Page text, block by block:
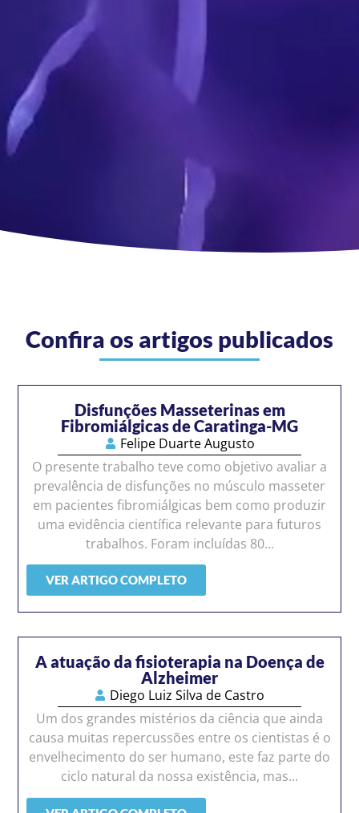
Confira os artigos publicados
Disfunções Masseterinas em
Fibromiálgicas de Caratinga-MG
Felipe Duarte Augusto
O presente trabalho teve como objetivo avaliar a
prevalência de disfunções no músculo masseter
em pacientes fibromiálgicas bem como produzir
uma evidência científica relevante para futuros
trabalhos. Foram incluídas 80...
VER ARTIGO COMPLETO
A atuação da fisioterapia na Doença de
Alzheimer
Diego Luiz Silva de Castro
Um dos grandes mistérios da ciência que ainda
causa muitas repercussões entre os cientistas é o
envelhecimento do ser humano, este faz parte do
ciclo natural da nossa existência, mas...